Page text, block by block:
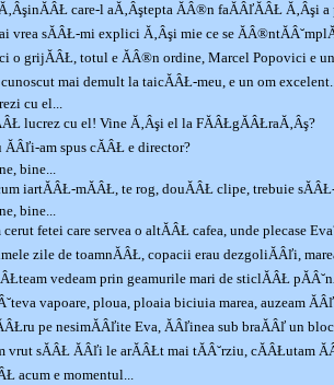
care-l aĂ‚Âştepta ĂÂ®n faĂÂľĂÂŁ Ă‚Âşi
vrea sĂÂŁ-mi explici Ă‚Âşi mie ce se
o grijĂÂŁ, totul e ĂÂ®n ordine, Marcel Popovici e un
mai demult la taicĂÂŁ-meu, e un om
cu el...
lucrez cu el! Vine Ă‚Âşi el la FĂÂŁgĂÂŁraĂ‚Âş?
ĂÂľi-am spus cĂÂŁ e director?
bine...
iartĂÂŁ-mĂÂŁ, te rog, douĂÂŁ clipe, trebuie
bine...
fetei care servea o altĂÂŁ cafea, unde plecase
zile de toamnĂÂŁ, copacii erau dezgoliĂÂľi,
vedeam prin geamurile mari de sticlĂÂŁ
vapoare, ploua, ploaia biciuia marea, auzeam
pe nesimĂÂľite Eva, ĂÂľinea sub braĂÂľ un
vrut sĂÂŁ ĂÂľi le arĂÂŁt mai tĂÂ˘rziu, cĂÂŁutam
acum e momentul...